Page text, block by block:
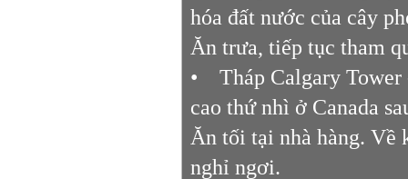
hóa đất nước của cây
Ăn trưa, tiếp tục tham
• Tháp Calgary Tower
cao thứ nhì ở Canada
Ăn tối tại nhà hàng. Về
nghỉ ngơi.